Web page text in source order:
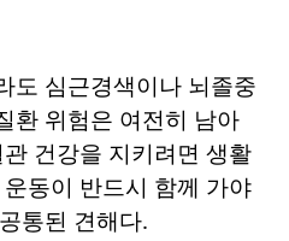
도 심근경색이나 뇌졸중
환 위험은 여전히 남아
건강을 지키려면 생활
동이 반드시 함께 가야
통된 견해다.